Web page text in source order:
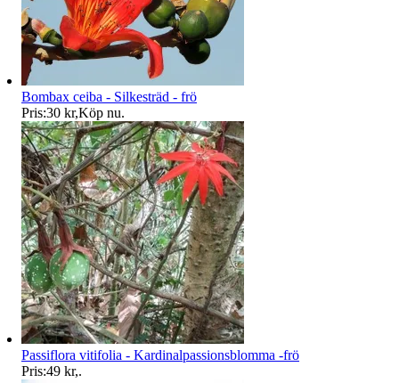
Bombax ceiba - Silkesträd - frö
Pris:30 kr,Köp nu.
Passiflora vitifolia - Kardinalpassionsblomma -frö
Pris:49 kr,.